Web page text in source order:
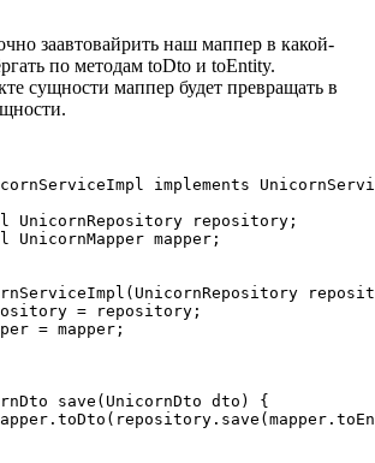
заавтовайрить наш маппер в какой-
по методам toDto и toEntity.
сущности маппер будет превращать в
implements
UnicornRepository repository;
UnicornMapper mapper;
= repository;
= mapper;
save(UnicornDto dto) {